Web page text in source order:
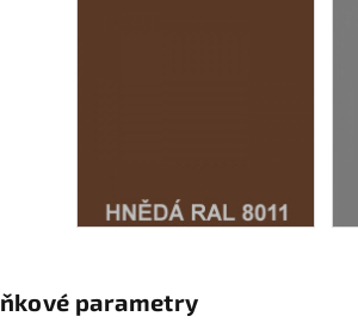
parametry